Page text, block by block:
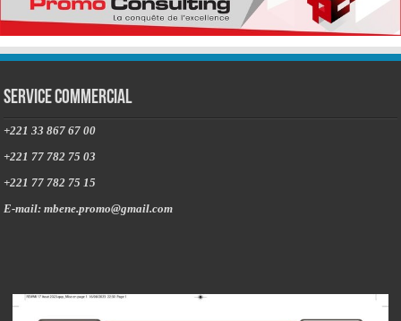
Service commercial
+221 33 867 67 00
+221 77 782 75 03
+221 77 782 75 15
E-mail: mbene.promo@gmail.com